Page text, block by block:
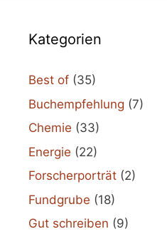
Kategorien
Best of (35)
Buchempfehlung (7)
Chemie (33)
Energie (22)
Forscherporträt (2)
Fundgrube (18)
Gut schreiben (9)